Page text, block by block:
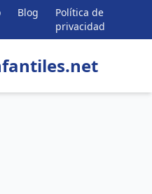
Blog
Política de
privacidad